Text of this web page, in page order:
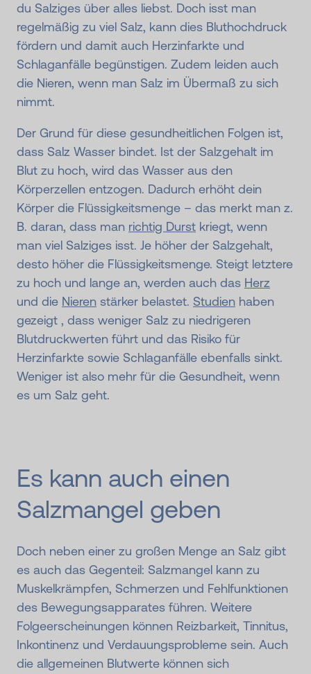
du Salziges über alles liebst. Doch isst man
regelmäßig zu viel Salz, kann dies Bluthochdruck
fördern und damit auch Herzinfarkte und
Schlaganfälle begünstigen. Zudem leiden auch
die Nieren, wenn man Salz im Übermaß zu sich
nimmt.
Der Grund für diese gesundheitlichen Folgen ist,
dass Salz Wasser bindet. Ist der Salzgehalt im
Blut zu hoch, wird das Wasser aus den
Körperzellen entzogen. Dadurch erhöht dein
Körper die Flüssigkeitsmenge – das merkt man z.
B. daran, dass man richtig Durst kriegt, wenn
man viel Salziges isst. Je höher der Salzgehalt,
desto höher die Flüssigkeitsmenge. Steigt letztere
zu hoch und lange an, werden auch das Herz
und die Nieren stärker belastet. Studien haben
gezeigt , dass weniger Salz zu niedrigeren
Blutdruckwerten führt und das Risiko für
Herzinfarkte sowie Schlaganfälle ebenfalls sinkt.
Weniger ist also mehr für die Gesundheit, wenn
es um Salz geht.
Es kann auch einen
Salzmangel geben
Doch neben einer zu großen Menge an Salz gibt
es auch das Gegenteil: Salzmangel kann zu
Muskelkrämpfen, Schmerzen und Fehlfunktionen
des Bewegungsapparates führen. Weitere
Folgeerscheinungen können Reizbarkeit, Tinnitus,
Inkontinenz und Verdauungsprobleme sein. Auch
die allgemeinen Blutwerte können sich